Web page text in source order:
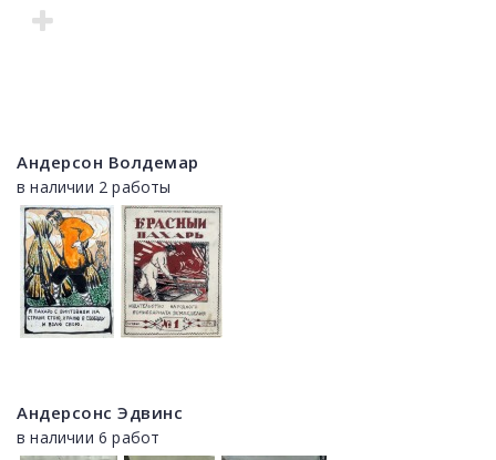
Андерсон Волдемар
в наличии 2 работы
Андерсонс Эдвинс
в наличии 6 работ